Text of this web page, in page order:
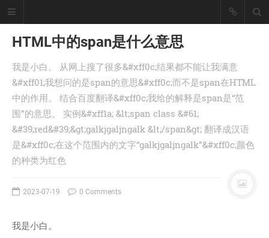
懒猪, Cjl
擅长工具开发、爬虫采集技术、大数
据统计处理！
座右铭：皇天不负有心人。
登录丨 注册
分类
工具
HTML中的span是什么意思
我是小白。 从网上搜了很多&#xff0c;结果都不能让我满意
&#xff01;我想问的是span的意思&#xff0c;而不是span在HTML
中的作用。 结合百度翻译&#xff0c;我给的解释是span是“范
围”的意思。 实例&#xff1a; &lt;span class &#61;
&#39;red&#39;&gt;galkjgaljngalk &lt;/span&gt; 翻译成汉语
是&#xff0c;在这个范围内的文字“galkjgaljngalk”&#xff0c;颜色
的种类为红色
2023-07-19 0 Comments
我是小白。